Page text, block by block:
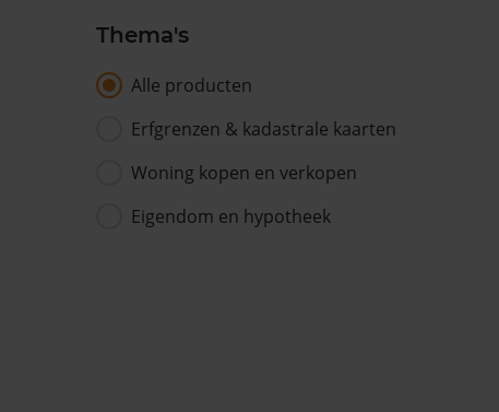
Thema's
Alle producten
Erfgrenzen & kadastrale kaarten
Woning kopen en verkopen
Eigendom en hypotheek